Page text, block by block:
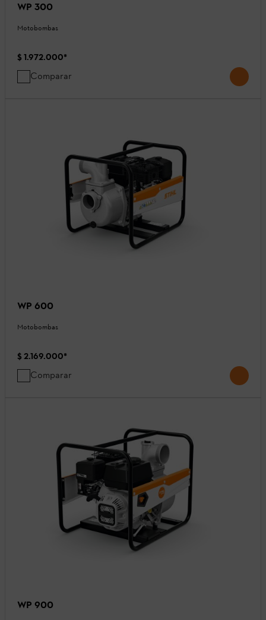
WP 300
Motobombas
$ 1.972.000*
Comparar
WP 600
Motobombas
$ 2.169.000*
Comparar
WP 900